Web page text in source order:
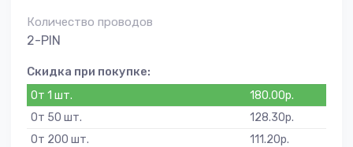
Количество проводов
2-PIN
Скидка при покупке:
От 1 шт. 180.00р.
От 50 шт.
128.30р.
От 200 шт.
111.20р.